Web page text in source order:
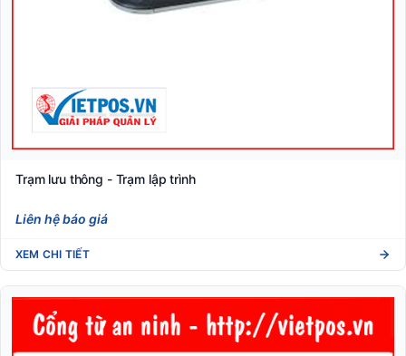
Trạm lưu thông - Trạm lập trình
Liên hệ báo giá
XEM CHI TIẾT